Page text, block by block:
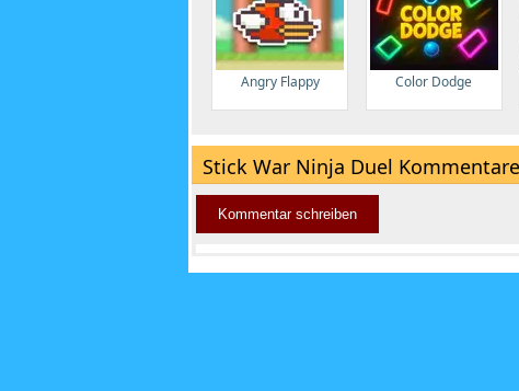
Angry Flappy Color Dodge
Stick War Ninja Duel Kommentare
Kommentar schreiben